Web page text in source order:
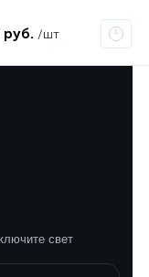
руб. /шт
свет